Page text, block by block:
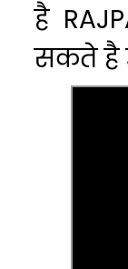
है
सकते है